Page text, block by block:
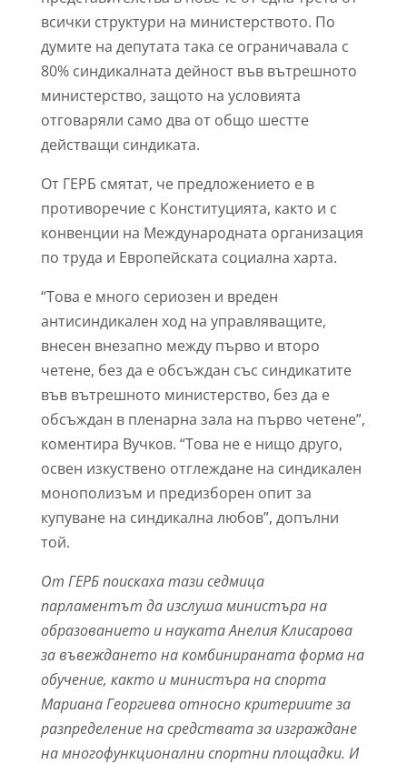
всички структури на министерството. По
думите на депутата така се ограничавала с
80% синдикалната дейност във вътрешното
министерство, защото на условията
отговаряли само два от общо шестте
действащи синдиката.
От ГЕРБ смятат, че предложението е в
противоречие с Конституцията, както и с
конвенции на Международната организация
по труда и Европейската социална харта.
“Това е много сериозен и вреден
антисиндикален ход на управляващите,
внесен внезапно между първо и второ
четене, без да е обсъждан със синдикатите
във вътрешното министерство, без да е
обсъждан в пленарна зала на първо четене”,
коментира Вучков. “Това не е нищо друго,
освен изкуствено отглеждане на синдикален
монополизъм и предизборен опит за
купуване на синдикална любов”, допълни
той.
От ГЕРБ поискаха тази седмица
парламентът да изслуша министъра на
образованието и науката Анелия Клисарова
за въвеждането на комбинираната форма на
обучение, както и министъра на спорта
Мариана Георгиева относно критериите за
разпределение на средствата за изграждане
на многофункционални спортни площадки. И